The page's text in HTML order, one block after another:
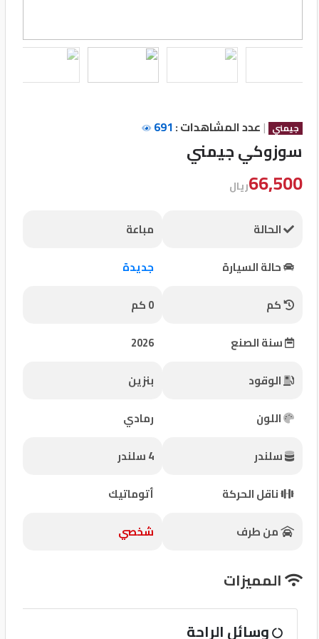
الدخول
English
مستثمري
السيارات
مطلوب
شركات
مميزة
إتصل
بنا
المنتدى
كيو
نمبر
كيو
كارز
جيمني | عدد المشاهدات :691
سوزوكي جيمني
66,500ريال
الحالة
مباعة
حالة السيارة
جديدة
كم
0 كم
سنة الصنع
2026
الوقود
بنزين
اللون
رمادي
سلندر
4 سلندر
ناقل الحركة
أتوماتيك
من طرف
شخصي
المميزات
وسائل الراحة